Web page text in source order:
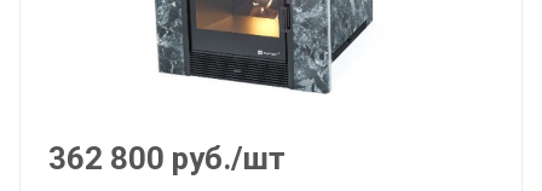
362 800 руб./шт